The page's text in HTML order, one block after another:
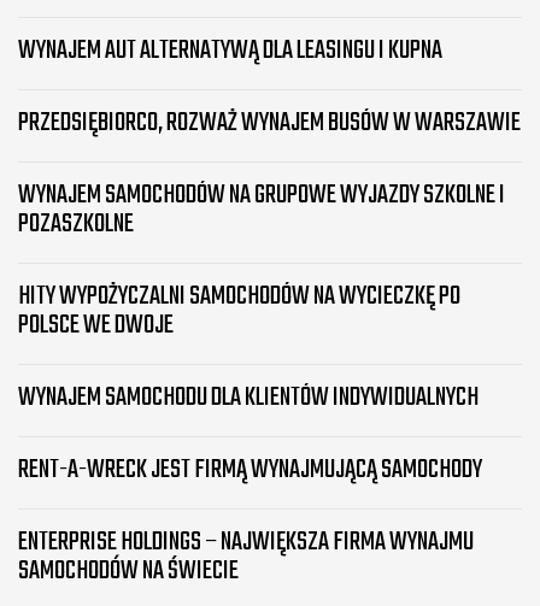
WYNAJEM AUT ALTERNATYWĄ DLA LEASINGU I KUPNA
PRZEDSIĘBIORCO, ROZWAŻ WYNAJEM BUSÓW W WARSZAWIE
WYNAJEM SAMOCHODÓW NA GRUPOWE WYJAZDY SZKOLNE I
POZASZKOLNE
HITY WYPOŻYCZALNI SAMOCHODÓW NA WYCIECZKĘ PO
POLSCE WE DWOJE
WYNAJEM SAMOCHODU DLA KLIENTÓW INDYWIDUALNYCH
RENT-A-WRECK JEST FIRMĄ WYNAJMUJĄCĄ SAMOCHODY
ENTERPRISE HOLDINGS – NAJWIĘKSZA FIRMA WYNAJMU
SAMOCHODÓW NA ŚWIECIE